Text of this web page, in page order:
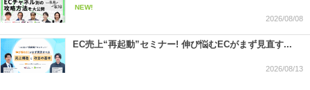
NEW!
2026/08/08
EC売上“再起動”セミナー! 伸び悩むECがまず見直す...
2026/08/13